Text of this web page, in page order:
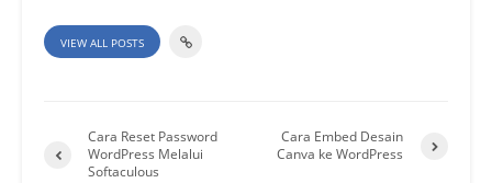
VIEW ALL POSTS
Cara Reset Password
WordPress Melalui
Softaculous
Cara Embed Desain
Canva ke WordPress